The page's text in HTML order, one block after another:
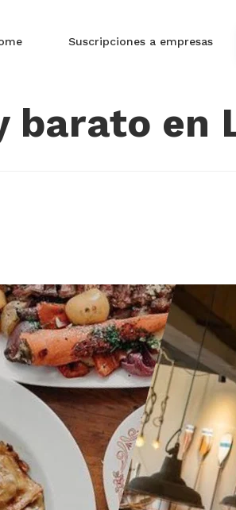
Suscripciones a empresas
barato en